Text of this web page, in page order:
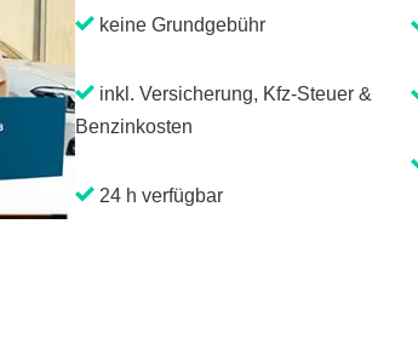
keine Grundgebühr
inkl. Versicherung, Kfz-Steuer &
Benzinkosten
24 h verfügbar